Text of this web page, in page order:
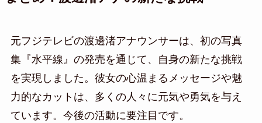
元フジテレビの渡邊渚アナウンサーは、初の写真
集『水平線』の発売を通じて、自身の新たな挑戦
を実現しました。彼女の心温まるメッセージや魅
力的なカットは、多くの人々に元気や勇気を与え
ています。今後の活動に要注目です。